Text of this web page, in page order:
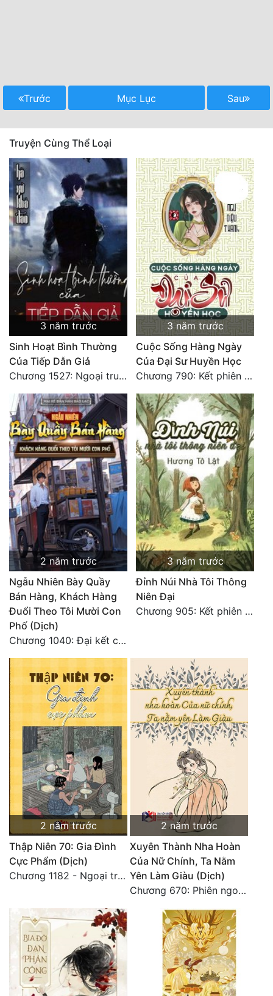
Trước Mục Lục Sau
Truyện Cùng Thể Loại
3 năm trước
Sinh Hoạt Bình Thường
Của Tiếp Dẫn Giả
Chương 1527: Ngoại truyện 57: Mau Mau Lớn Lên. HẾT.
3 năm trước
Cuộc Sống Hàng Ngày
Của Đại Sư Huyền Học
Chương 790: Kết phiên ngoại
2 năm trước
Ngẫu Nhiên Bày Quầy
Bán Hàng, Khách Hàng
Đuổi Theo Tôi Mười Con
Phố (Dịch)
Chương 1040: Đại kết cục
3 năm trước
Đỉnh Núi Nhà Tôi Thông
Niên Đại
Chương 905: Kết phiên ngoại 7-toàn văn hoàn
2 năm trước
Thập Niên 70: Gia Đình
Cực Phẩm (Dịch)
Chương 1182 - Ngoại truyện 4
2 năm trước
Xuyên Thành Nha Hoàn
Của Nữ Chính, Ta Nằm
Yên Làm Giàu (Dịch)
Chương 670: Phiên ngoại 16. HẾT.